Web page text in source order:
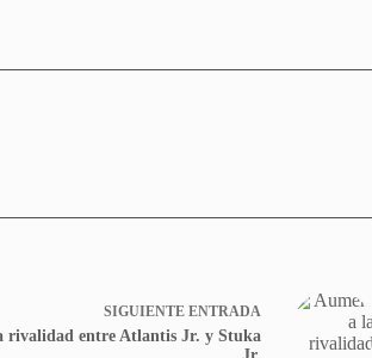
SIGUIENTE ENTRADA
rivalidad entre Atlantis Jr. y Stuka